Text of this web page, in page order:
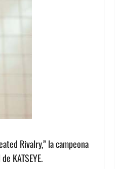
Rivalry,” la campeona
KATSEYE.